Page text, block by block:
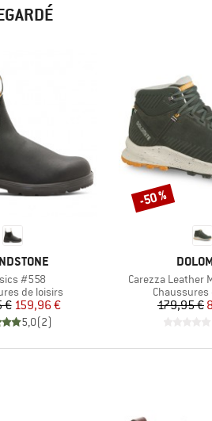
#558
de loisirs
Prix
€Prix réduit
159,96 €
5,0(2)
Article
Carezza Leather
Product
Chaussures
179,95 €
Remise
-50 %